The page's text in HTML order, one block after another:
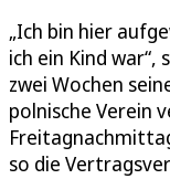
„Ich bin hier
ich ein Kind
zwei Wochen
polnische Verein
so die